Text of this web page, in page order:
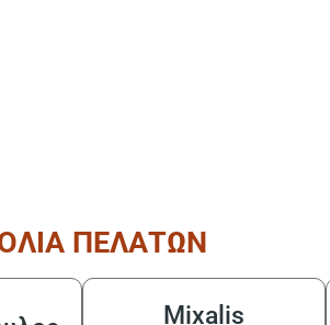
ΠΕΛΑΤΩΝ
Mixalis